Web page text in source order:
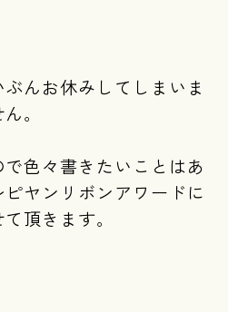
んお休みしてしまいま
。
色々書きたいことはあ
ヤンリボンアワードに
頂きます。